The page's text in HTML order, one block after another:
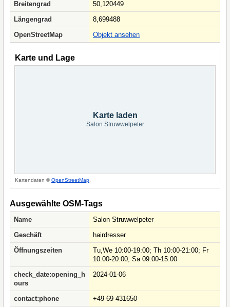
Breitengrad
50,120449
Längengrad
8,699488
OpenStreetMap
Objekt ansehen
Karte und Lage
Karte laden
Salon Struwwelpeter
Kartendaten ©OpenStreetMap
Ausgewählte OSM-Tags
Name
Salon Struwwelpeter
Geschäft
hairdresser
Öffnungszeiten
Tu,We 10:00-19:00; Th 10:00-21:00; Fr
10:00-20:00; Sa 09:00-15:00
check_date:opening_h
ours
2024-01-06
contact:phone
+49 69 431650